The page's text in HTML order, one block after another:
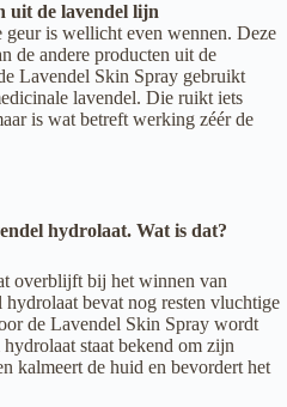
uit de lavendel lijn
is wellicht even wennen. Deze
de andere producten uit de
Lavendel Skin Spray gebruikt
lavendel. Die ruikt iets
is wat betreft werking zéér de
hydrolaat. Wat is dat?
overblijft bij het winnen van
bevat nog resten vluchtige
de Lavendel Skin Spray wordt
staat bekend om zijn
kalmeert de huid en bevordert het